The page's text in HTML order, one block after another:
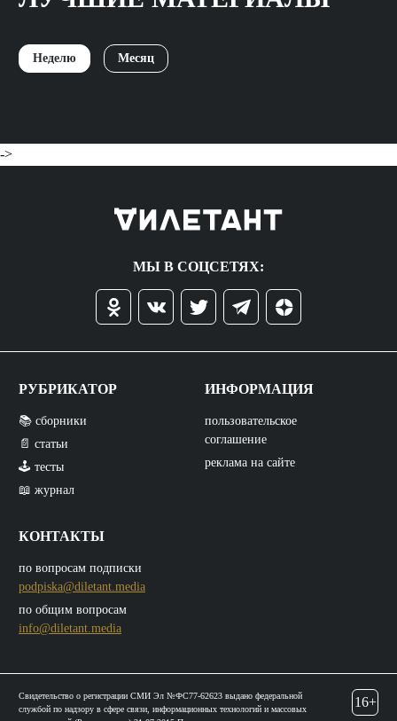
Неделю Месяц
->
МЫ В СОЦСЕТЯХ:
РУБРИКАТОР
📚 сборники
📄 статьи
🕹️ тесты
📖 журнал
КОНТАКТЫ
по вопросам подписки
podpiska@diletant.media
по общим вопросам
info@diletant.media
ИНФОРМАЦИЯ
пользовательское
соглашение
реклама на сайте
Свидетельство о регистрации СМИ Эл №ФС77-62623 выдано федеральной
службой по надзору в сфере связи, информационных технологий и массовых
16+